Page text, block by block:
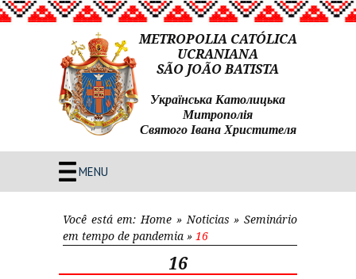
METROPOLIA CATÓLICA
UCRANIANA
SÃO JOÃO BATISTA
Українська Католицька
Митрополія
Святого Івана Христителя
MENU
Você está em: Home » Noticias »Seminário
em tempo de pandemia » 16
16